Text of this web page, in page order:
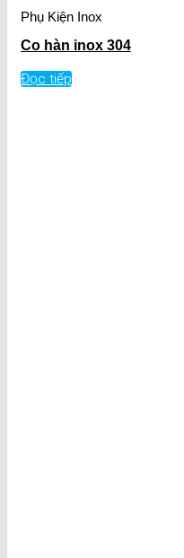
Phụ Kiện Inox
Co hàn inox 304
Đọc tiếp